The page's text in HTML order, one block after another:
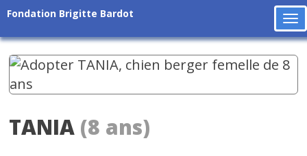
Fondation Brigitte Bardot
TANIA (8 ans)